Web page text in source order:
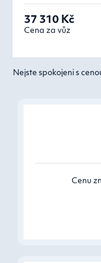
37 310 Kč
Cena za vůz
Nejste spokojeni s
Cenu